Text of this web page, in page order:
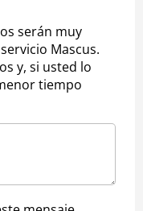
serán muy
Mascus.
y, si usted lo
tiempo